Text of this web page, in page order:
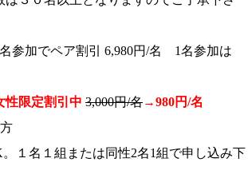
参加でペア割引 6,980円/名 1名参加は
性限定割引中 3,000円/名→980円/名
１名１組または同性2名1組で申し込み下